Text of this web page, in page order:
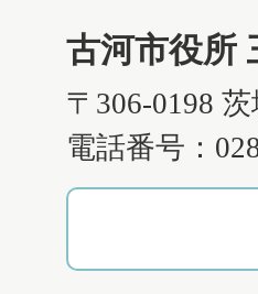
古河市役所
〒306-0198
電話番号：